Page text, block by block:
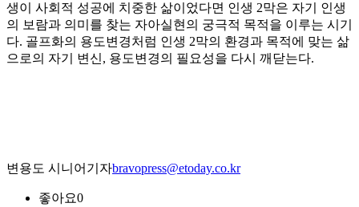
생이 사회적 성공에 치중한 삶이었다면 인생 2막은 자기 인생
의 보람과 의미를 찾는 자아실현의 궁극적 목적을 이루는 시기
다. 골프화의 용도변경처럼 인생 2막의 환경과 목적에 맞는 삶
으로의 자기 변신, 용도변경의 필요성을 다시 깨닫는다.
변용도 시니어기자bravopress@etoday.co.kr
좋아요0